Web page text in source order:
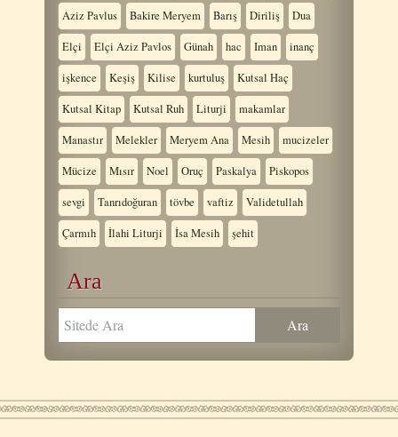
Aziz Pavlus Bakire Meryem Barış Diriliş Dua
Elçi Elçi Aziz Pavlos Günah hac Iman inanç
işkence Keşiş Kilise kurtuluş Kutsal Haç
Kutsal Kitap Kutsal Ruh Liturji makamlar
Manastır Melekler Meryem Ana Mesih mucizeler
Mücize Mısır Noel Oruç Paskalya Piskopos
sevgi Tanrıdoğuran tövbe vaftiz Validetullah
Çarmıh İlahi Liturji İsa Mesih şehit
Ara